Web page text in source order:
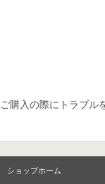
ご購入の際にトラブル
ショップホーム